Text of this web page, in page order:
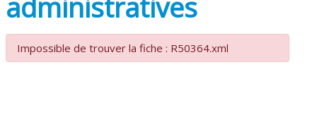
Impossible de trouver la fiche : R50364.xml